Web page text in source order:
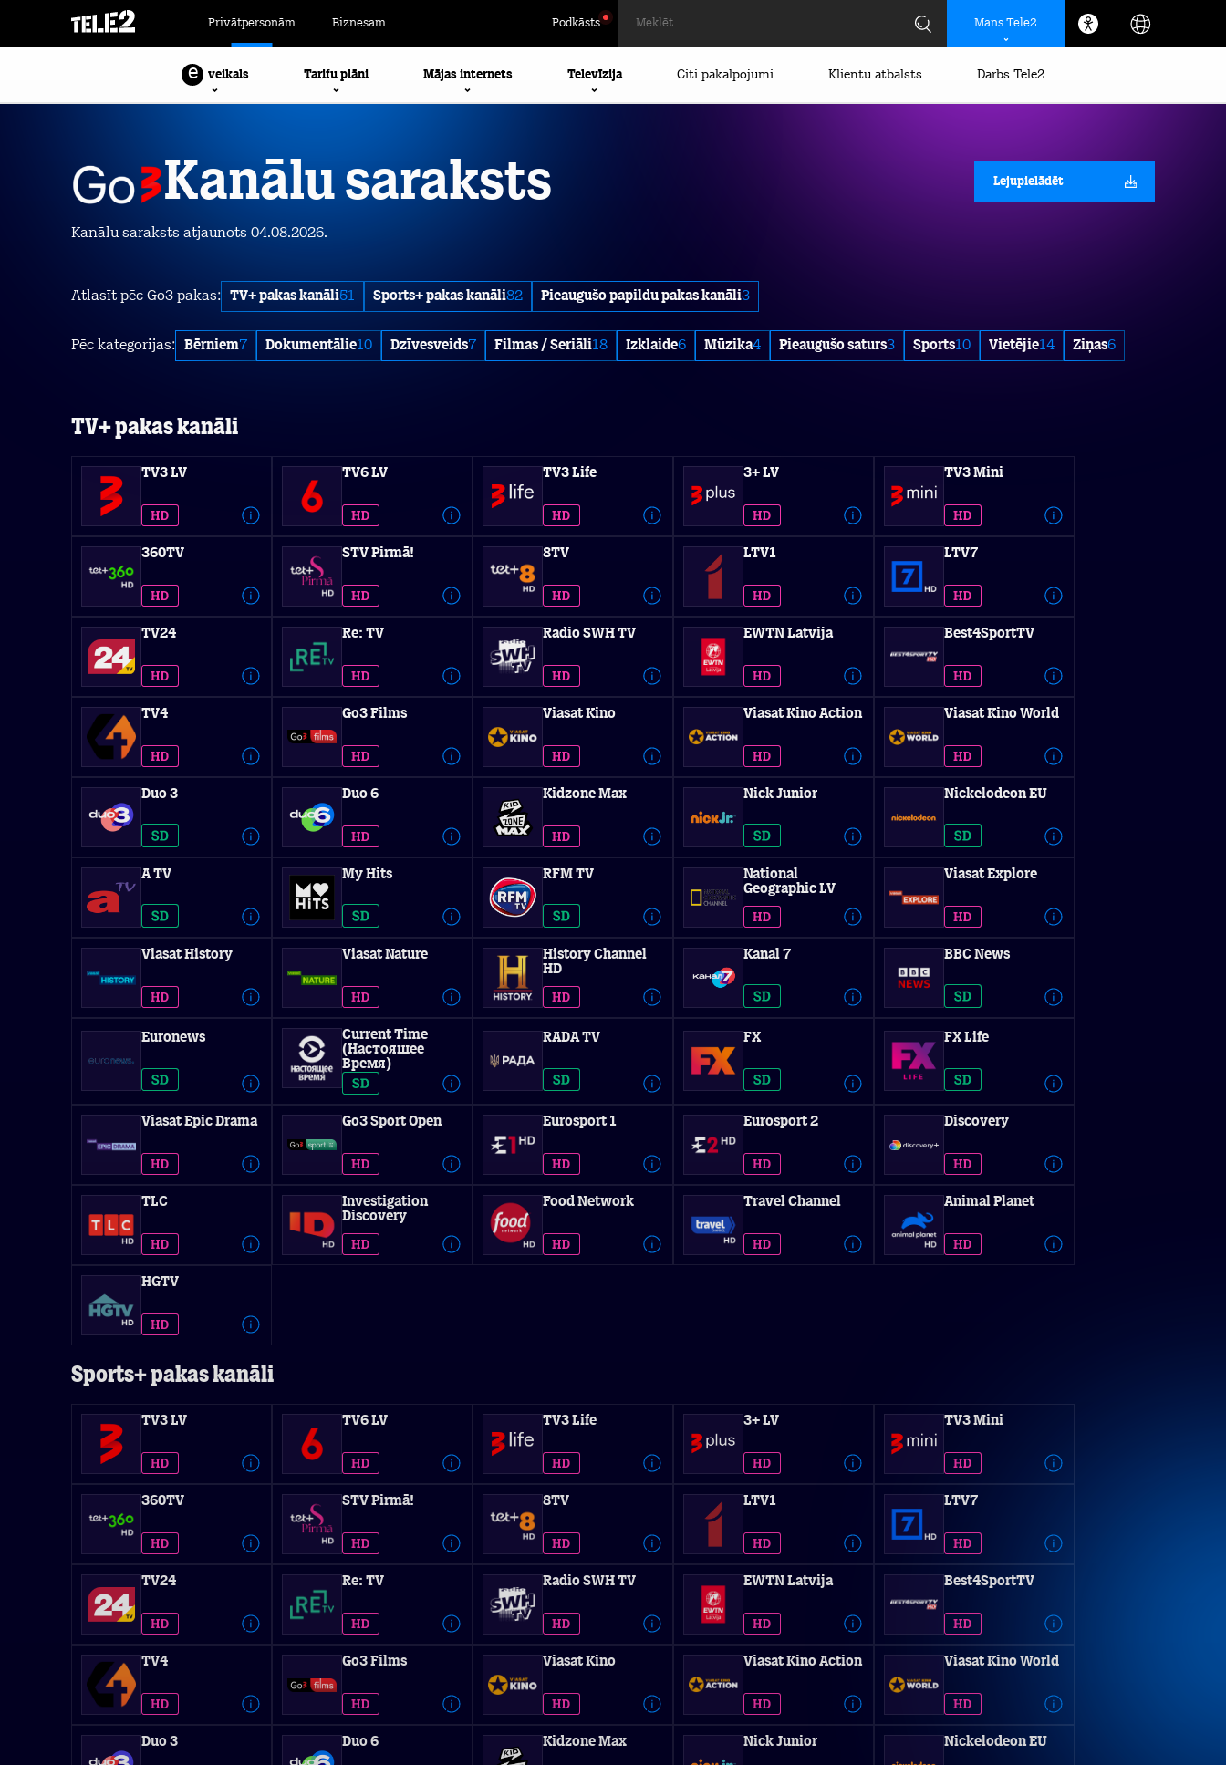
Privātpersonām Biznesam Podkāsts Mans Tele2
e veikals Tarifu plāni Mājas internets Televīzija Citi pakalpojumi Klientu atbalsts Darbs Tele2
Kanālu saraksts Lejupielādēt
Kanālu saraksts atjaunots 04.08.2026.
Atlasīt pēc Go3 pakas: TV+ pakas kanāli51 Sports+ pakas kanāli82 Pieaugušo papildu pakas kanāli3
Pēc kategorijas: Bērniem7 Dokumentālie10 Dzīvesveids7 Filmas / Seriāli18 Izklaide6 Mūzika4 Pieaugušo saturs3 Sports10 Vietējie14 Ziņas6
TV+ pakas kanāli
TV3 LV TV6 LV TV3 Life 3+ LV TV3 Mini
360TV STV Pirmā! 8TV LTV1 LTV7
TV24 Re: TV Radio SWH TV EWTN Latvija Best4SportTV
TV4 Go3 Films Viasat Kino Viasat Kino Action Viasat Kino World
Duo 3 Duo 6 Kidzone Max Nick Junior Nickelodeon EU
A TV My Hits RFM TV
National
Geographic LV
Viasat Explore
Viasat History Viasat Nature
History Channel
HD
Kanal 7 BBC News
Euronews
Current Time
(Настоящее
Время)
RADA TV FX FX Life
Viasat Epic Drama Go3 Sport Open Eurosport 1 Eurosport 2 Discovery
TLC
Investigation
Discovery
Food Network Travel Channel Animal Planet
HGTV
Sports+ pakas kanāli
TV3 LV TV6 LV TV3 Life 3+ LV TV3 Mini
360TV STV Pirmā! 8TV LTV1 LTV7
TV24 Re: TV Radio SWH TV EWTN Latvija Best4SportTV
TV4 Go3 Films Viasat Kino Viasat Kino Action Viasat Kino World
Duo 3 Duo 6 Kidzone Max Nick Junior Nickelodeon EU